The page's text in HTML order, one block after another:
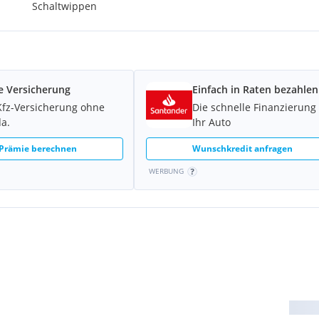
und Lenkassistent
Schaltwippen
Versicherung
Versicherung ohne
berechnen
Einfach in Raten bezahlen
Die schnelle
Ihr Auto
Wunschkredit anfragen
WERBUNG